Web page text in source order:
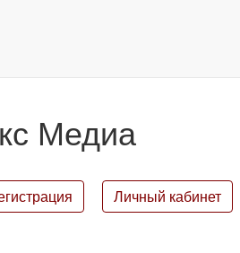
Медиа
Личный кабинет